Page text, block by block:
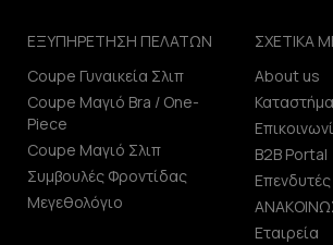
ΕΞΥΠΗΡΕΤΗΣΗ ΠΕΛΑΤΩΝ
Coupe Γυναικεία Σλιπ
Coupe Μαγιό Bra / One-
Piece
Coupe Μαγιό Σλιπ
Συμβουλές Φροντίδας
Μεγεθολόγιο
ΣΧΕΤΙΚΑ
About us
B2B Portal
Εταιρεία